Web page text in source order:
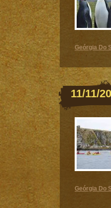
Geórgia Do
11/11/
Geórgia Do